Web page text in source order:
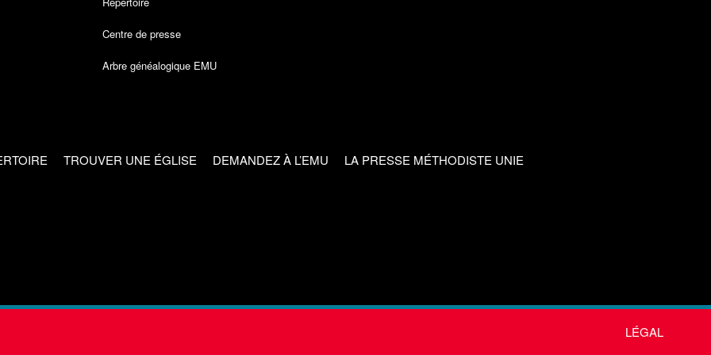
Centre de presse
Arbre généalogique EMU
TROUVER UNE ÉGLISE DEMANDEZ À L’EMU LA PRESSE MÉTHODISTE UNIE
LÉGAL